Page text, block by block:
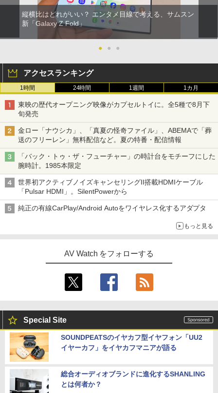
縦横比はどれがいい？ エンタメ目線で考える、サムスン
新「Galaxy Z Fold」
● ● ●
アクセスランキング
1時間 24時間 1週間 1カ月
東映の歴代オープニング映像がカプセルトイに。全5種で8月下
旬発売
金ロー「ナウシカ」、「真夏の怪奇ファイル」、ABEMAで「葬
送のフリーレン」無料配信など。夏の特番・配信情報
「バック・トゥ・ザ・フューチャー」の時計台をモチーフにした
腕時計。1985本限定
世界初アクティブノイズキャンセリングII搭載HDMIケーブル
「Pulsar HDMI」。SilentPowerから
純正の有線CarPlay/Android Autoをワイヤレス化するアダプタ
もっと見る
AV Watch をフォローする
Special Site
SOUNDPEATSのイヤカフ型イヤフォン「UU2
イヤーカフ」をイヤカフマニアが語る
総合オーディオブランドに進化するSHANLING
とは何者か？